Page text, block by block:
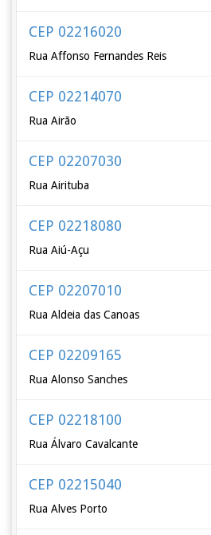
CEP 02216020
Rua Affonso Fernandes Reis
CEP 02214070
Rua Airão
CEP 02207030
Rua Airituba
CEP 02218080
Rua Aiú-Açu
CEP 02207010
Rua Aldeia das Canoas
CEP 02209165
Rua Alonso Sanches
CEP 02218100
Rua Álvaro Cavalcante
CEP 02215040
Rua Alves Porto